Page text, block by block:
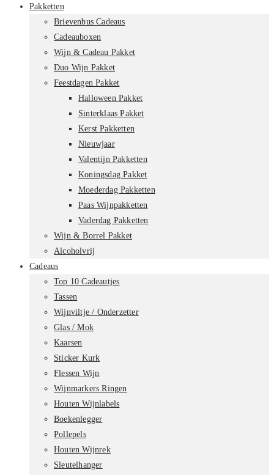
Pakketten
Brievenbus Cadeaus
Cadeauboxen
Wijn & Cadeau Pakket
Duo Wijn Pakket
Feestdagen Pakket
Halloween Pakket
Sinterklaas Pakket
Kerst Pakketten
Nieuwjaar
Valentijn Pakketten
Koningsdag Pakket
Moederdag Pakketten
Paas Wijnpakketten
Vaderdag Pakketten
Wijn & Borrel Pakket
Alcoholvrij
Cadeaus
Top 10 Cadeautjes
Tassen
Wijnviltje / Onderzetter
Glas / Mok
Kaarsen
Sticker Kurk
Flessen Wijn
Wijnmarkers Ringen
Houten Wijnlabels
Boekenlegger
Pollepels
Houten Wijnrek
Sleutelhanger